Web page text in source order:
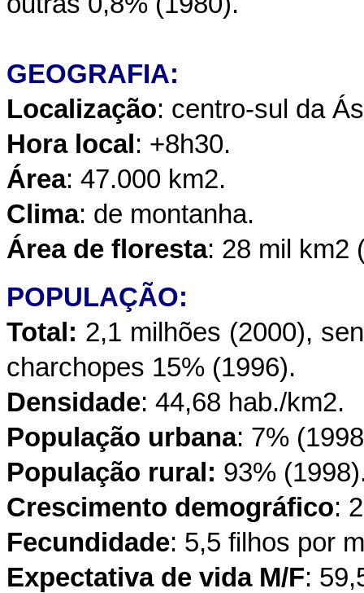
GEOGRAFIA:
Localização: centro-sul da
Hora local : +8h30.
Área: 47.000 km2.
Clima: de montanha.
Área de floresta: 28 mil km2
POPULAÇÃO:
Total: 2,1 milhões (2000),
charchopes 15% (1996).
Densidade: 44,68 hab./km2.
População urbana: 7%
População rural: 93%
Crescimento demográfico:
Fecundidade: 5,5 filhos por
Expectativa de vida M/F: